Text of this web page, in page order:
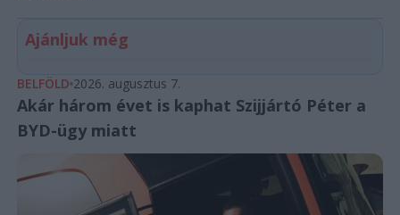
Ajánljuk még
BELFÖLD 2026. augusztus 7.
Akár három évet is kaphat Szijjártó Péter a
BYD-ügy miatt